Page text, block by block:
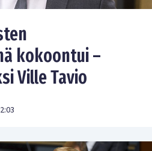
kokoontui –
Ville Tavio